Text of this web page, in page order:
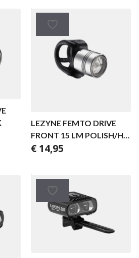
LEZYNE FEMTO DRIVE
FRONT 15 LM POLISH/HI
GLOSS
€ 14,95